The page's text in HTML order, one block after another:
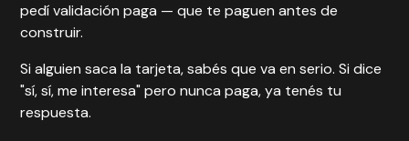
pedívalidación paga — que te paguen antes de
construir.
Si alguien saca la tarjeta, sabés que va en serio. Si dice
"sí, sí, me interesa" pero nunca paga, ya tenés tu
respuesta.